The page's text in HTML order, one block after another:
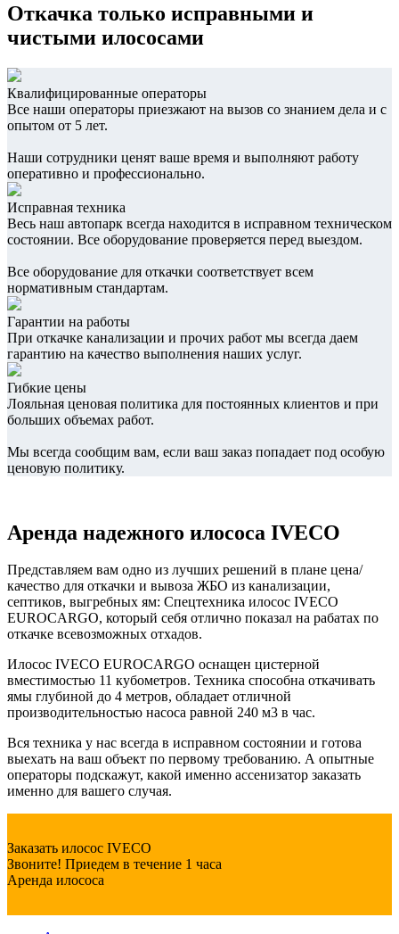
Откачка только исправными и
чистыми илососами
Квалифицированные операторы
Все наши операторы приезжают на вызов со знанием дела и с
опытом от 5 лет.
Наши сотрудники ценят ваше время и выполняют работу
оперативно и профессионально.
Исправная техника
Весь наш автопарк всегда находится в исправном техническом
состоянии. Все оборудование проверяется перед выездом.
Все оборудование для откачки соответствует всем
нормативным стандартам.
Гарантии на работы
При откачке канализации и прочих работ мы всегда даем
гарантию на качество выполнения наших услуг.
Гибкие цены
Лояльная ценовая политика для постоянных клиентов и при
больших объемах работ.
Мы всегда сообщим вам, если ваш заказ попадает под особую
ценовую политику.
Аренда надежного илососа IVECO
Представляем вам одно из лучших решений в плане цена/
качество для откачки и вывоза ЖБО из канализации,
септиков, выгребных ям: Спецтехника илосос IVECO
EUROCARGO, который себя отлично показал на рабатах по
откачке всевозможных отхадов.
Илосос IVECO EUROCARGO оснащен цистерной
вместимостью 11 кубометров. Техника способна откачивать
ямы глубиной до 4 метров, обладает отличной
производительностью насоса равной 240 м3 в час.
Вся техника у нас всегда в исправном состоянии и готова
выехать на ваш объект по первому требованию. А опытные
операторы подскажут, какой именно ассенизатор заказать
именно для вашего случая.
Заказать илосос IVECO
Звоните! Приедем в течение 1 часа
Аренда илососа